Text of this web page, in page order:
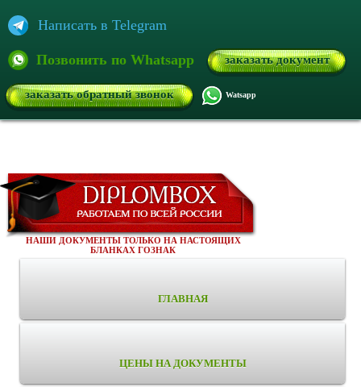
Написать в Telegram
Позвонить по Whatsapp заказать документ
заказать обратный звонок Watsapp
НАШИ ДОКУМЕНТЫ ТОЛЬКО НА НАСТОЯЩИХ
БЛАНКАХ ГОЗНАК
ГЛАВНАЯ
ЦЕНЫ НА ДОКУМЕНТЫ